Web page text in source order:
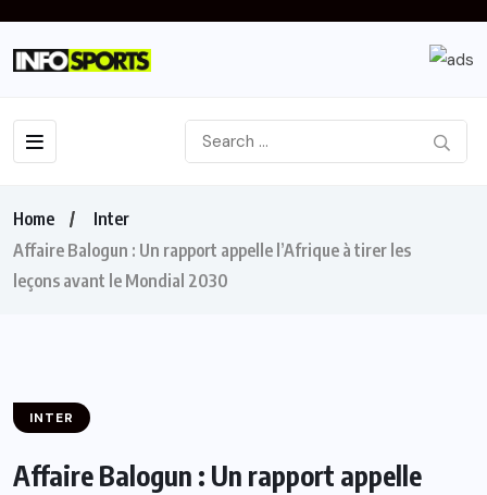
Home
Inter
Affaire Balogun : Un rapport appelle l’Afrique à tirer les
leçons avant le Mondial 2030
INTER
Affaire Balogun : Un rapport appelle